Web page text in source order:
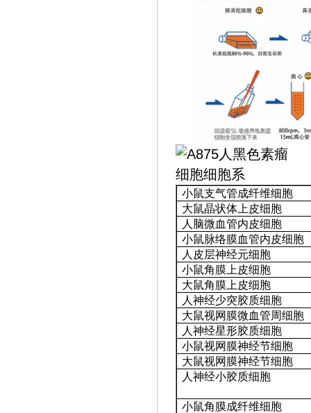
小鼠支气管成纤维细胞
大鼠晶状体上皮细胞
人脑微血管内皮细胞
小鼠脉络膜血管内皮细胞
人皮层神经元细胞
小鼠角膜上皮细胞
大鼠角膜上皮细胞
人神经少突胶质细胞
大鼠视网膜微血管周细胞
人神经星形胶质细胞
小鼠视网膜神经节细胞
大鼠视网膜神经节细胞
人神经小胶质细胞
小鼠角膜成纤维细胞